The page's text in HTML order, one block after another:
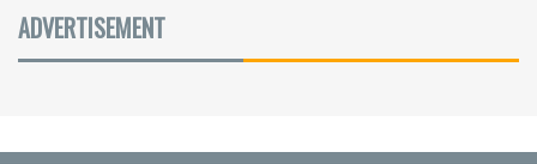
ADVERTISEMENT